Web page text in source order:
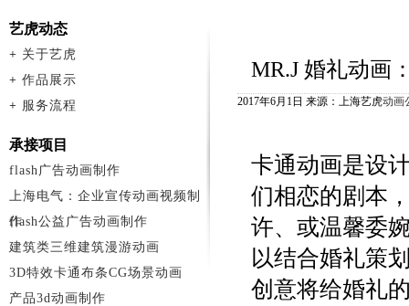
MR.J 婚礼动画
2017年6月1日 来源：上海艺虎动画
卡通动画是设
们相恋的剧本
许、或温馨委
以结合婚礼策
创意将给婚礼
艺虎动态
+ 关于艺虎
+ 作品展示
+ 服务流程
承接项目
flash广告动画制作
上海电气：企业宣传动画视频制
作
flash公益广告动画制作
建筑类三维建筑漫游动画
3D特效卡通布条CG场景动画
产品3d动画制作